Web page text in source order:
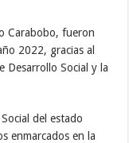
Carabobo, fueron
2022, gracias al
Desarrollo Social y la
del estado
enmarcados en la